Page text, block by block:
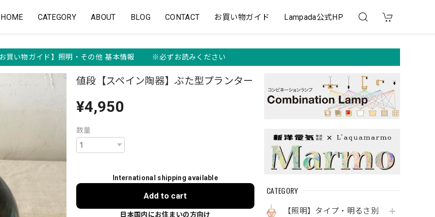
HOME CATEGORY ABOUT BLOG CONTACT お買い物ガイド Lampada公式HP
買い物ガイド】照明・その他 基本情報 ※必ずお読みください
CATEGORY
【照明】タイプ・明るさ別
値段【スペイン陶器】ぶた型プランター
¥4,950
数量
International shipping available
Add to cart
日本国内にお住まいの方向け